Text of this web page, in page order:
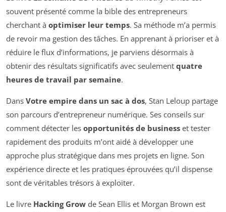
souvent présenté comme la bible des entrepreneurs
cherchant à optimiser leur temps. Sa méthode m’a permis
de revoir ma gestion des tâches. En apprenant à prioriser et à
réduire le flux d’informations, je parviens désormais à
obtenir des résultats significatifs avec seulement quatre
heures de travail par semaine.
Dans Votre empire dans un sac à dos, Stan Leloup partage
son parcours d’entrepreneur numérique. Ses conseils sur
comment détecter les opportunités de business et tester
rapidement des produits m’ont aidé à développer une
approche plus stratégique dans mes projets en ligne. Son
expérience directe et les pratiques éprouvées qu’il dispense
sont de véritables trésors à exploiter.
Le livre Hacking Grow de Sean Ellis et Morgan Brown est